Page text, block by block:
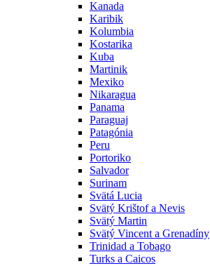
Kanada
Karibik
Kolumbia
Kostarika
Kuba
Martinik
Mexiko
Nikaragua
Panama
Paraguaj
Patagónia
Peru
Portoriko
Salvador
Surinam
Svätá Lucia
Svätý Krištof a Nevis
Svätý Martin
Svätý Vincent a Grenadíny
Trinidad a Tobago
Turks a Caicos